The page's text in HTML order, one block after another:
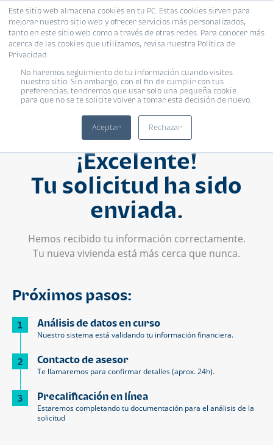
Este sitio web almacena cookies en tu PC. Estas cookies sirven para
mejorar nuestro sitio web y ofrecer servicios más personalizados,
tanto en este sitio web como a través de otras redes. Para conocer más
acerca de las cookies que utilizamos, revisa nuestra Política de
Privacidad.
No haremos seguimiento de tu información cuando visites
nuestro sitio. Sin embargo, con el fin de cumplir con tus
preferencias, tendremos que usar solo una pequeña cookie
para que no se te solicite volver a tomar esta decisión de nuevo.
Aceptar Rechazar
¡Excelente!
Tu solicitud ha sido
enviada.
Hemos recibido tu información correctamente.
Tu nueva vivienda está más cerca que nunca.
Próximos pasos:
1 Análisis de datos en curso
Nuestro sistema está validando tu información financiera.
2 Contacto de asesor
Te llamaremos para confirmar detalles (aprox. 24h).
3 Precalificación en línea
Estaremos completando tu documentación para el análisis de la
solicitud